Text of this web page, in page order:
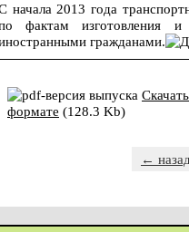
начала 2013 года
фактам изготовления и
гражданами.
формате (128.3 Kb)
←